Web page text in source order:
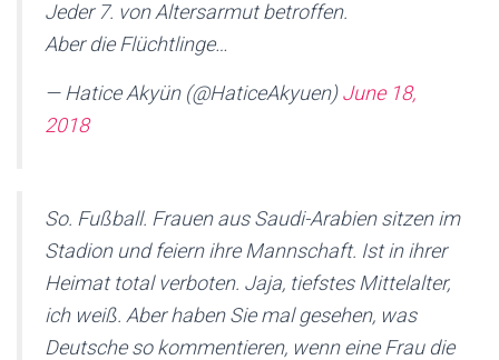
Jeder 7. von Altersarmut betroffen.
Aber die Flüchtlinge…
— Hatice Akyün (@HaticeAkyuen)June 18,
2018
So. Fußball. Frauen aus Saudi-Arabien sitzen im
Stadion und feiern ihre Mannschaft. Ist in ihrer
Heimat total verboten. Jaja, tiefstes Mittelalter,
ich weiß. Aber haben Sie mal gesehen, was
Deutsche so kommentieren, wenn eine Frau die